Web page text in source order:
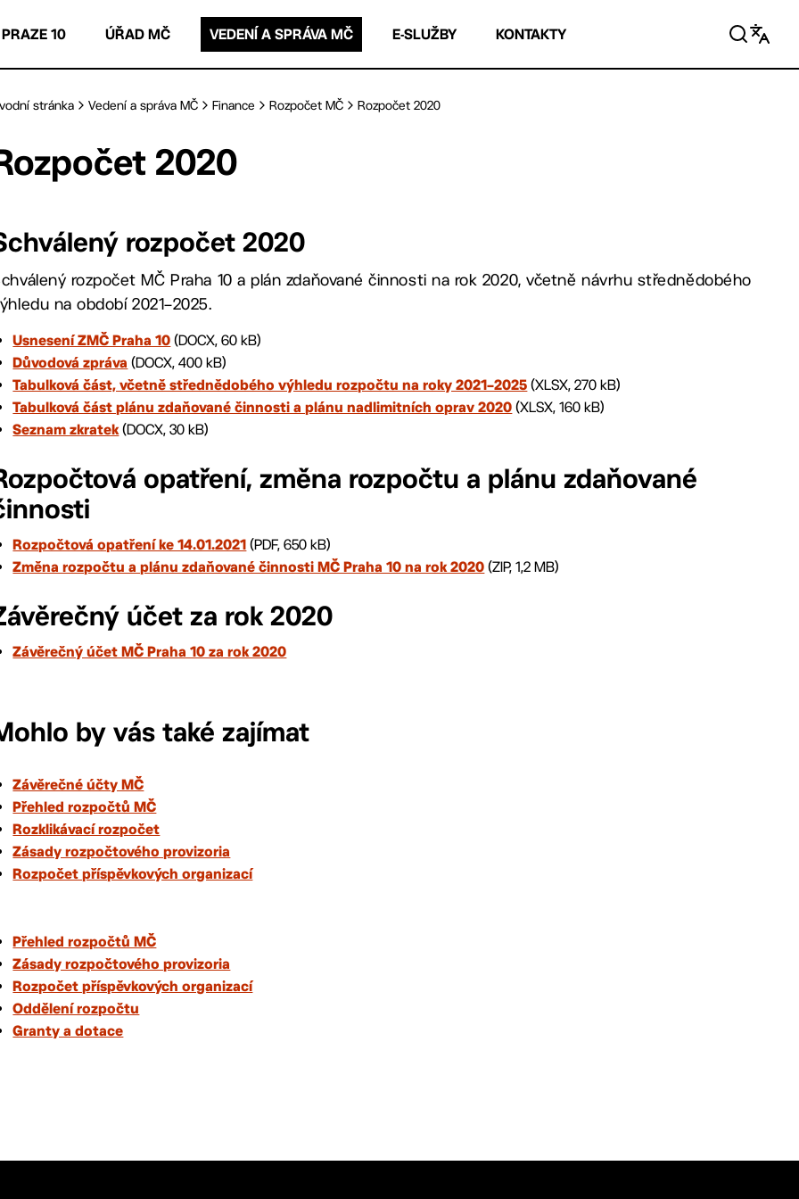
10 ÚŘAD MČ VEDENÍ A SPRÁVA MČ E-SLUŽBY KONTAKTY
stránka Vedení a správa MČ Finance Rozpočet MČ Rozpočet 2020
2020
rozpočet 2020
rozpočet MČ Praha 10 a plán zdaňované činnosti na rok 2020, včetně návrhu střednědobého
na období 2021–2025.
Usnesení ZMČ Praha 10 (DOCX, 60 kB)
Důvodová zpráva (DOCX, 400 kB)
Tabulková část, včetně střednědobého výhledu rozpočtu na roky 2021–2025 (XLSX, 270 kB)
Tabulková část plánu zdaňované činnosti a plánu nadlimitních oprav 2020 (XLSX, 160 kB)
Seznam zkratek(DOCX, 30 kB)
opatření, změna rozpočtu a plánu zdaňované
Rozpočtová opatření ke 14.01.2021 (PDF, 650 kB)
Změna rozpočtu a plánu zdaňované činnosti MČ Praha 10 na rok 2020 (ZIP, 1,2 MB)
účet za rok 2020
Závěrečný účet MČ Praha 10 za rok 2020
by vás také zajímat
Závěrečné účty MČ
Přehled rozpočtů MČ
Rozklikávací rozpočet
Zásady rozpočtového provizoria
Rozpočet příspěvkových organizací
Přehled rozpočtů MČ
Zásady rozpočtového provizoria
Rozpočet příspěvkových organizací
Oddělení rozpočtu
Granty a dotace